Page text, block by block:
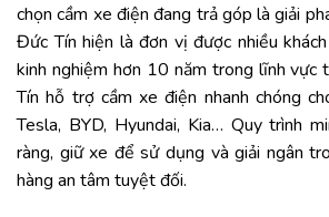
chọn cầm xe điện đang trả góp là giải
Đức Tín hiện là đơn vị được nhiều
kinh nghiệm hơn 10 năm trong lĩnh vực
Tín hỗ trợ cầm xe điện nhanh chóng
Tesla, BYD, Hyundai, Kia… Quy trình
ràng, giữ xe để sử dụng và giải ngân
hàng an tâm tuyệt đối.